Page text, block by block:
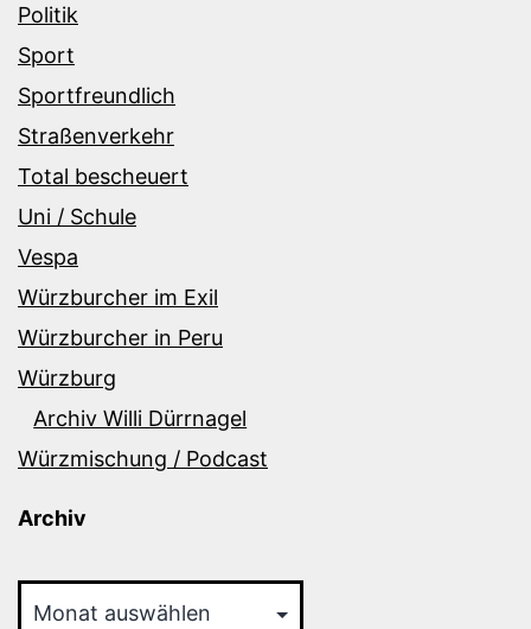
Politik
Sport
Sportfreundlich
Straßenverkehr
Total bescheuert
Uni / Schule
Vespa
Würzburcher im Exil
Würzburcher in Peru
Würzburg
Archiv Willi Dürrnagel
Würzmischung / Podcast
Archiv